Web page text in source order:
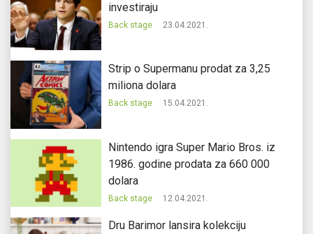
investiraju
Back stage 23.04.2021.
Strip o Supermanu prodat za 3,25
miliona dolara
Back stage 15.04.2021.
Nintendo igra Super Mario Bros. iz
1986. godine prodata za 660 000
dolara
Back stage 12.04.2021.
Dru Barimor lansira kolekciju